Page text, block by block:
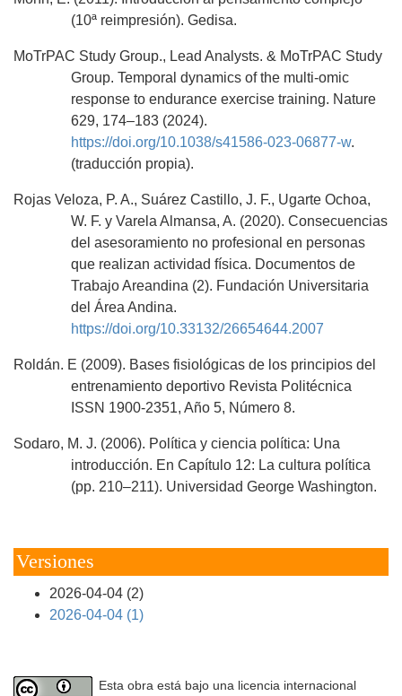
Versiones
2026-04-04 (2)
2026-04-04 (1)
(10ª reimpresión). Gedisa.
MoTrPAC Study Group., Lead Analysts. & MoTrPAC Study
Group. Temporal dynamics of the multi-omic
response to endurance exercise training. Nature
629, 174–183 (2024).
https://doi.org/10.1038/s41586-023-06877-w.
(traducción propia).
Rojas Veloza, P. A., Suárez Castillo, J. F., Ugarte Ochoa,
W. F. y Varela Almansa, A. (2020). Consecuencias
del asesoramiento no profesional en personas
que realizan actividad física. Documentos de
Trabajo Areandina (2). Fundación Universitaria
del Área Andina.
https://doi.org/10.33132/26654644.2007
Roldán. E (2009). Bases fisiológicas de los principios del
entrenamiento deportivo Revista Politécnica
ISSN 1900-2351, Año 5, Número 8.
Sodaro, M. J. (2006). Política y ciencia política: Una
introducción. En Capítulo 12: La cultura política
(pp. 210–211). Universidad George Washington.
Esta obra está bajo una licencia internacional